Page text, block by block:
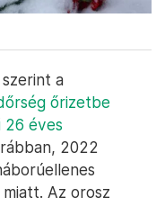
a
őrizetbe
26 éves
2022
Az orosz